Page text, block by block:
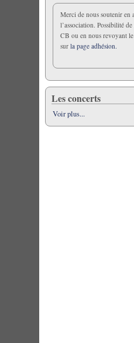
Merci de nous soutenir en
l’association. Possibilité
CB ou en nous revoyant
surla page adhésion.
Les concerts
Voir plus...